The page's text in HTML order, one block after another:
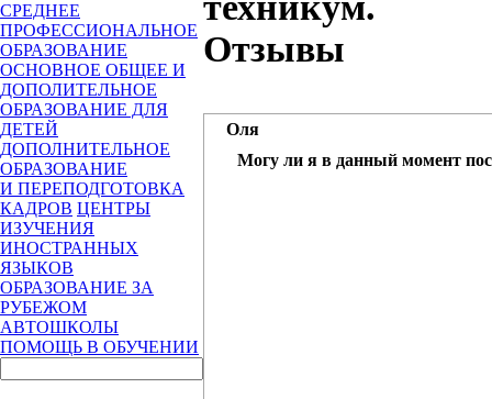
СРЕДНЕЕ
ПРОФЕССИОНАЛЬНОЕ
ОБРАЗОВАНИЕ
ОСНОВНОЕ ОБЩЕЕ И
ДОПОЛИТЕЛЬНОЕ
ОБРАЗОВАНИЕ ДЛЯ
ДЕТЕЙ
ДОПОЛНИТЕЛЬНОЕ
ОБРАЗОВАНИЕ
И ПЕРЕПОДГОТОВКА
КАДРОВ ЦЕНТРЫ
ИЗУЧЕНИЯ
ИНОСТРАННЫХ
ЯЗЫКОВ
ОБРАЗОВАНИЕ ЗА
РУБЕЖОМ
АВТОШКОЛЫ
ПОМОЩЬ В ОБУЧЕНИИ
Отзывы
Оля
Могу ли я в данный момент